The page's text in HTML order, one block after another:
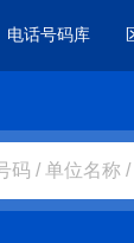
电话号码库